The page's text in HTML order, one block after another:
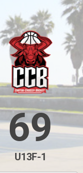
69
U13F-1